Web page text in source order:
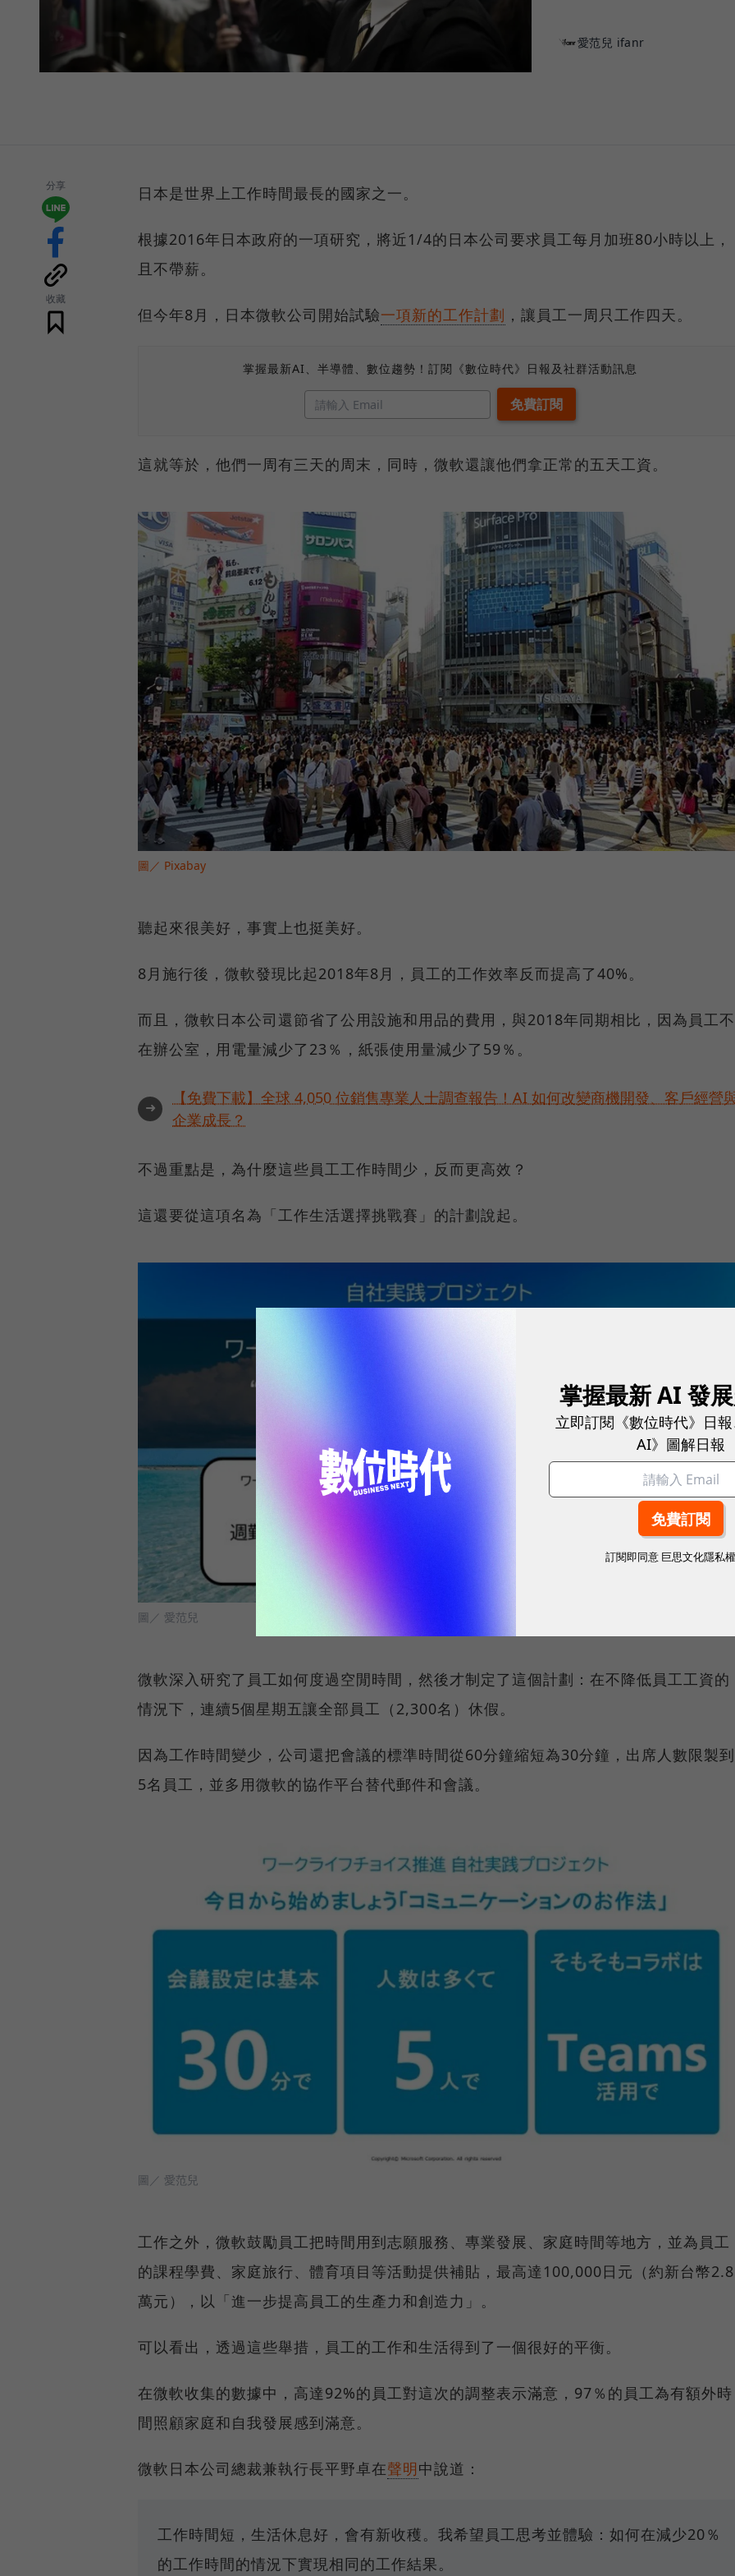
愛范兒 ifanr
分享
收藏
日本是世界上工作時間最長的國家之一。
根據2016年日本政府的一項研究，將近1/4的日本公司要求員工每月加班80小時以上，
且不帶薪。
但今年8月，日本微軟公司開始試驗一項新的工作計劃 ，讓員工一周只工作四天。
掌握最新AI、半導體、數位趨勢！訂閱《數位時代》日報及社群活動訊息
這就等於，他們一周有三天的周末，同時，微軟還讓他們拿正常的五天工資。
圖／ Pixabay
聽起來很美好，事實上也挺美好。
8月施行後，微軟發現比起2018年8月，員工的工作效率反而提高了40%。
而且，微軟日本公司還節省了公用設施和用品的費用，與2018年同期相比，因為員工不
在辦公室，用電量減少了23％，紙張使用量減少了59％。
➜
【免費下載】全球 4,050 位銷售專業人士調查報告！AI 如何改變商機開發、客戶經營
企業成長？
不過重點是，為什麼這些員工工作時間少，反而更高效？
這還要從這項名為「工作生活選擇挑戰賽」的計劃說起。
圖／ 愛范兒
微軟深入研究了員工如何度過空閒時間，然後才制定了這個計劃：在不降低員工工資的
情況下，連續5個星期五讓全部員工（2,300名）休假。
因為工作時間變少，公司還把會議的標準時間從60分鐘縮短為30分鐘，出席人數限製到
5名員工，並多用微軟的協作平台替代郵件和會議。
圖／ 愛范兒
工作之外，微軟鼓勵員工把時間用到志願服務、專業發展、家庭時間等地方，並為員工
的課程學費、家庭旅行、體育項目等活動提供補貼，最高達100,000日元（約新台幣2.8
萬元），以「進一步提高員工的生產力和創造力」。
可以看出，透過這些舉措，員工的工作和生活得到了一個很好的平衡。
在微軟收集的數據中，高達92%的員工對這次的調整表示滿意，97％的員工為有額外時
間照顧家庭和自我發展感到滿意。
微軟日本公司總裁兼執行長平野卓在聲明中說道：
工作時間短，生活休息好，會有新收穫。我希望員工思考並體驗：如何在減少20％
的工作時間的情況下實現相同的工作結果。
掌握最新 AI 發
立即訂閱《數位時代》日
AI》圖解日報
訂閱即同意 巨思文化隱私